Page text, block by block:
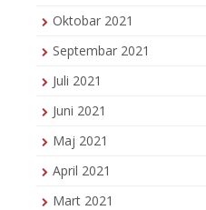
Oktobar 2021
Septembar 2021
Juli 2021
Juni 2021
Maj 2021
April 2021
Mart 2021